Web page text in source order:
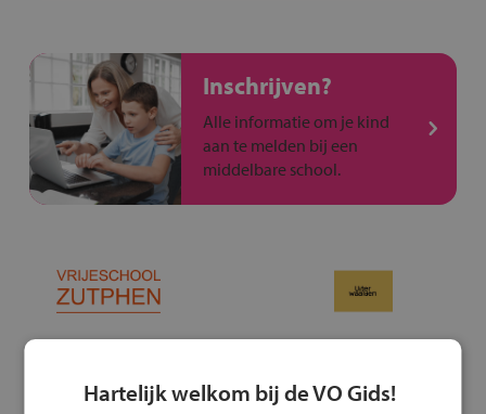
Inschrijven?
Alle informatie om je kind
aan te melden bij een
middelbare school.
Hartelijk welkom bij de VO Gids!